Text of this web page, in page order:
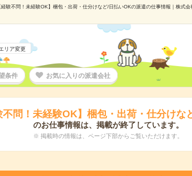
経験不問！未経験OK】梱包・出荷・仕分けなど/日払いOKの派遣の仕事情報｜株式
リア変更
条件 お気に入りの派遣会社
不問！未経験OK】梱包・出荷・仕分けな
のお仕事情報は、掲載が終了しています。
※ 掲載時の情報は、ページ下部からご覧いただけます。